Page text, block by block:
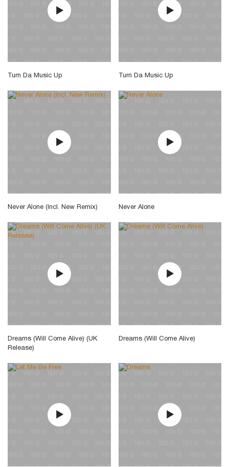
Turn Da Music Up Turn Da Music Up
Never Alone (Incl. New Remix) Never Alone
Dreams (Will Come Alive) (UK
Release)
Dreams (Will Come Alive)